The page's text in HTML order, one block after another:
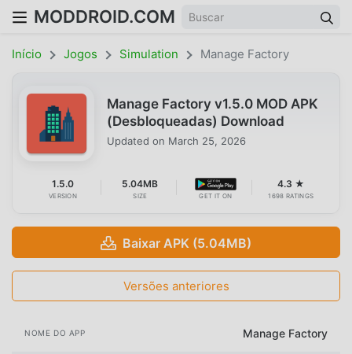
MODDROID.COM
Início Jogos Simulation Manage Factory
Manage Factory v1.5.0 MOD APK
(Desbloqueadas) Download
Updated on March 25, 2026
1.5.0
VERSION
5.04MB
SIZE GET IT ON
4.3 ★
1698 RATINGS
Baixar APK (5.04MB)
Versões anteriores
NOME DO APP Manage Factory